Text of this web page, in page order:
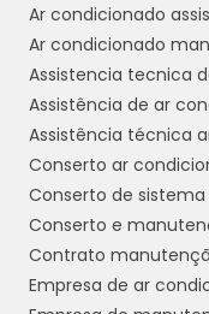
A
dos
mecânicos.
elétricas,
que tudo esteja
sem riscos de
Por fim, é
sistema de
válvulas,
Conserto ar